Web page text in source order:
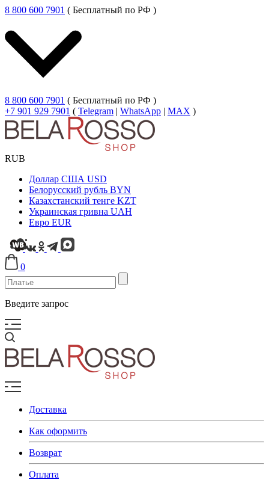
8 800 600 7901 ( Бесплатный по РФ )
8 800 600 7901 ( Бесплатный по РФ )
+7 901 929 7901 ( Telegram | WhatsApp | MAX )
RUB
Доллар США USD
Белорусский рубль BYN
Казахстанский тенге KZT
Украинская гривна UAH
Евро EUR
0
Введите запрос
Доставка
Как оформить
Возврат
Оплата